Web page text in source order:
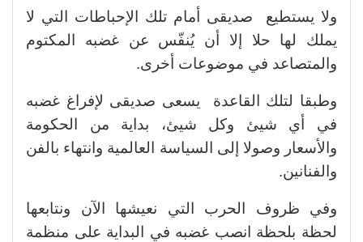
ولا يستطيع صديقى أمام تلك الإحباطات التي لا
يملك لها حلا إلا أن يُنفّس عن غضبه المكتوم
والمتصاعد في موضوعات أخرى.
وطبقا لتلك القاعدة يسعى صديقى لإفراغ غضبه
في أي شيئ وكل شيئ، بداية من الحكومة
والأسعار وصولا إلى السياسة العالمية وانتهاء بالفن
والفنانين.
وفي ظروف الحرب التي نعيشها الآن ونتابعها
لحظة بلحظة انصب غضبه في البداية على منظمة